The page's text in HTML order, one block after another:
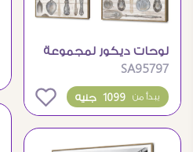
لوحات ديكور لمجموعة
أدوات مائدة بتصميم
فينتاج
SA95797
1099 جنيه يبدأ من 0